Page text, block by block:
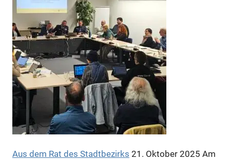
Anzeige
Anzeige
Aus dem Rat des Stadtbezirks 21. Oktober 2025 Am